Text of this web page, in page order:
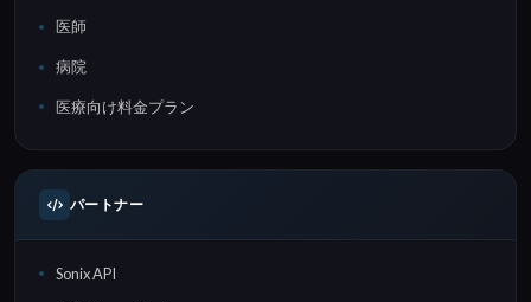
医師
病院
医療向け料金プラン
パートナー
Sonix API